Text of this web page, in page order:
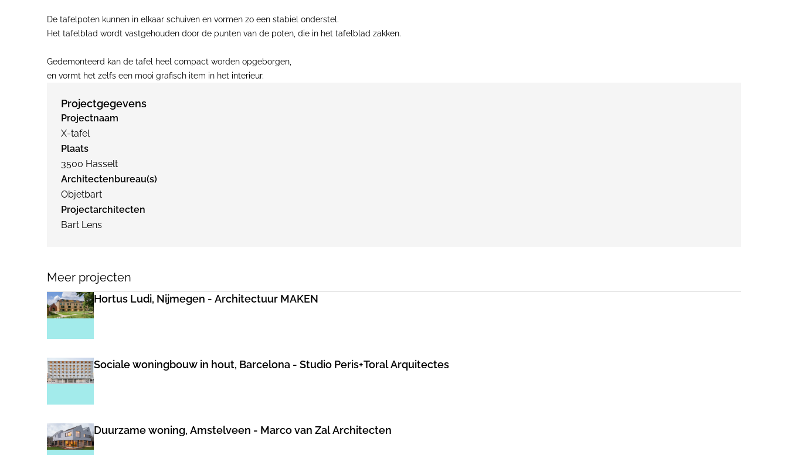
De tafelpoten kunnen in elkaar schuiven en vormen zo een stabiel onderstel.
Het tafelblad wordt vastgehouden door de punten van de poten, die in het tafelblad zakken.
Gedemonteerd kan de tafel heel compact worden opgeborgen,
en vormt het zelfs een mooi grafisch item in het interieur.
Projectgegevens
Projectnaam
X-tafel
Plaats
3500 Hasselt
Architectenbureau(s)
Objetbart
Projectarchitecten
Bart Lens
Meer projecten
Hortus Ludi, Nijmegen - Architectuur MAKEN
Sociale woningbouw in hout, Barcelona - Studio Peris+Toral Arquitectes
Duurzame woning, Amstelveen - Marco van Zal Architecten